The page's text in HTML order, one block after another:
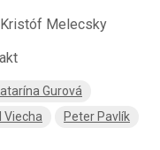
Kristóf Melecsky
Gurová
Viecha
Peter Pavlík